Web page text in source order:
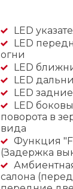
LED
LED
огни
LED
LED
LED
LED
поворота в
вида
Функция
(Задержка
салона